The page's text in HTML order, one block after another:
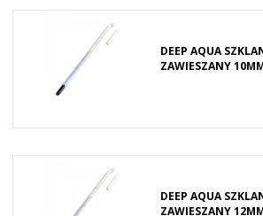
DEEP AQUA
ZAWIESZANY
DEEP AQUA
ZAWIESZANY